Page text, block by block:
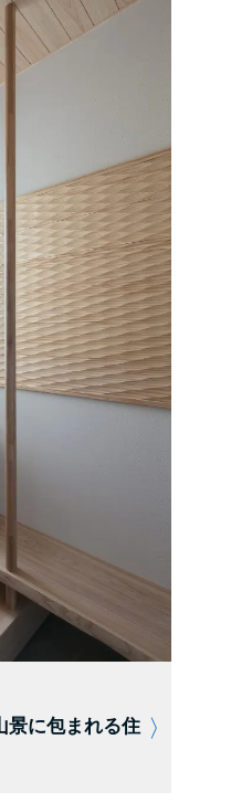
景に包まれる住